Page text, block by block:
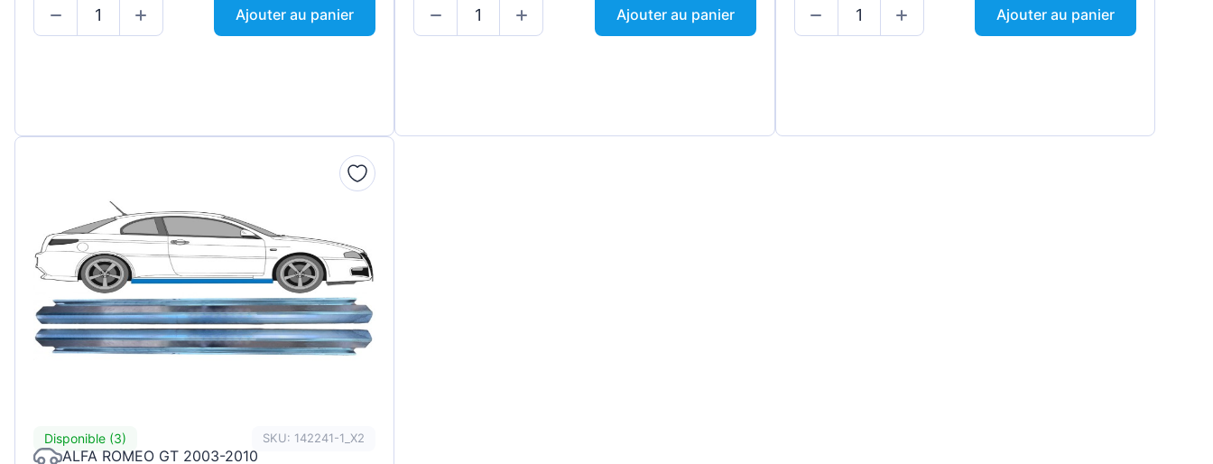
Ajouter au panier
Ajouter au panier
Ajouter au panier
Disponible (3) SKU: 142241-1_X2
ALFA ROMEO GT 2003-2010